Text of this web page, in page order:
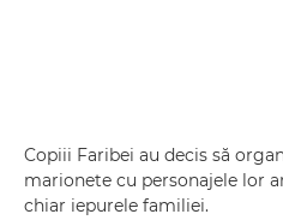
Copiii Faribei au decis să
marionete cu personajele lor
chiar iepurele familiei.